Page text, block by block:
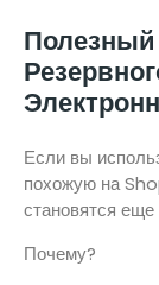
Полезный
Если вы
похожую на
становятся
Почему?